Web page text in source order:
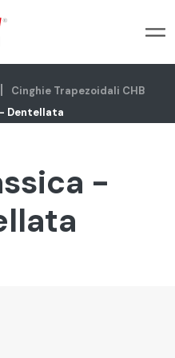
Cinghie Trapezoidali CHB
Dentellata
-